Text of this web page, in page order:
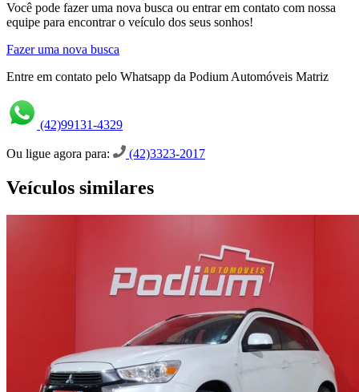
Você pode fazer uma nova busca ou entrar em contato com nossa
equipe para encontrar o veículo dos seus sonhos!
Fazer uma nova busca
Entre em contato pelo Whatsapp da Podium Automóveis Matriz
(42)99131-4329
Ou ligue agora para: (42)3323-2017
Veículos similares